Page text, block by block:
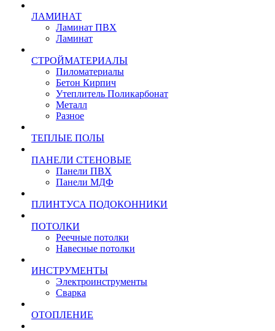
ЛАМИНАТ
Ламинат ПВХ
Ламинат
СТРОЙМАТЕРИАЛЫ
Пиломатериалы
Бетон Кирпич
Утеплитель Поликарбонат
Металл
Разное
ТЕПЛЫЕ ПОЛЫ
ПАНЕЛИ СТЕНОВЫЕ
Панели ПВХ
Панели МДФ
ПЛИНТУСА ПОДОКОННИКИ
ПОТОЛКИ
Реечные потолки
Навесные потолки
ИНСТРУМЕНТЫ
Электроинструменты
Сварка
ОТОПЛЕНИЕ